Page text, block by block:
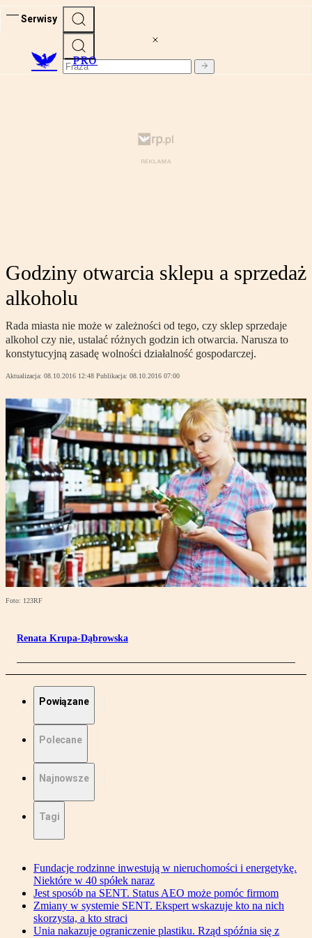
Serwisy
PRO
Godziny otwarcia sklepu a sprzedaż
alkoholu
Rada miasta nie może w zależności od tego, czy sklep sprzedaje
alkohol czy nie, ustalać różnych godzin ich otwarcia. Narusza to
konstytucyjną zasadę wolności działalność gospodarczej.
Aktualizacja: 08.10.2016 12:48 Publikacja: 08.10.2016 07:00
Foto: 123RF
Renata Krupa-Dąbrowska
Powiązane
Polecane
Najnowsze
Tagi
Fundacje rodzinne inwestują w nieruchomości i energetykę.
Niektóre w 40 spółek naraz
Jest sposób na SENT. Status AEO może pomóc firmom
Zmiany w systemie SENT. Ekspert wskazuje kto na nich
skorzysta, a kto straci
Unia nakazuje ograniczenie plastiku. Rząd spóźnia się z